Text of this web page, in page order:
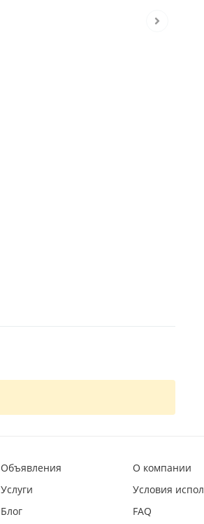
Объявления
Услуги
Блог
О компании
Условия
FAQ